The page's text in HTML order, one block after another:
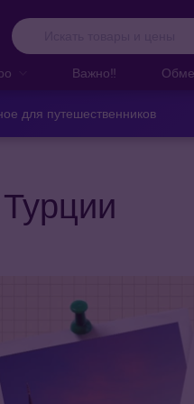
Важно‼️
для путешественников